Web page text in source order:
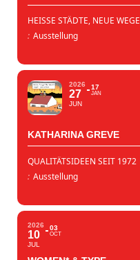
HEISSE STÄDTE, NEUE WEGE
: Ausstellung
2026
27
JUN
17
JAN
KATHARINA GREVE
QUALITÄTSIDEEN SEIT 1972
: Ausstellung
2026
10
JUL
03
OCT